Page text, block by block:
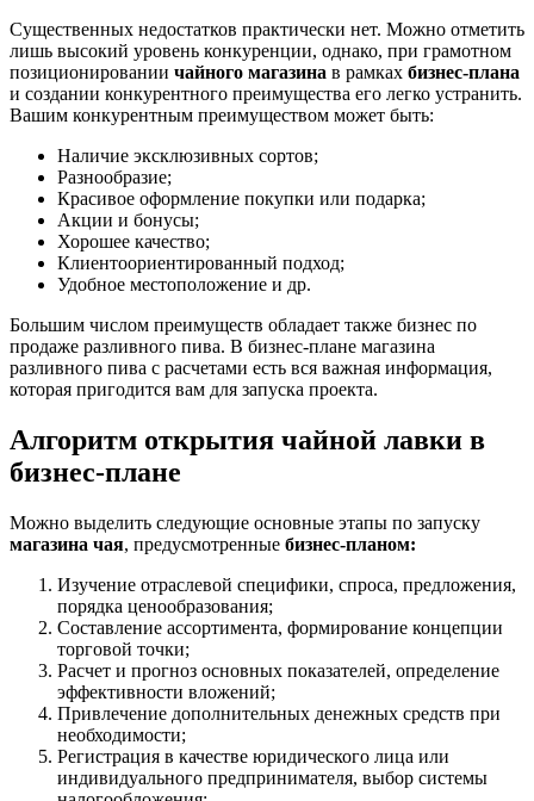
Существенных недостатков практически нет. Можно отметить
лишь высокий уровень конкуренции, однако, при грамотном
позиционировании чайного магазина в рамках бизнес-плана
и создании конкурентного преимущества его легко устранить.
Вашим конкурентным преимуществом может быть:
Наличие эксклюзивных сортов;
Разнообразие;
Красивое оформление покупки или подарка;
Акции и бонусы;
Хорошее качество;
Клиентоориентированный подход;
Удобное местоположение и др.
Большим числом преимуществ обладает также бизнес по
продаже разливного пива. В бизнес-плане магазина
разливного пива с расчетами есть вся важная информация,
которая пригодится вам для запуска проекта.
Алгоритм открытия чайной лавки в
бизнес-плане
Можно выделить следующие основные этапы по запуску
магазина чая, предусмотренные бизнес-планом:
Изучение отраслевой специфики, спроса, предложения,
порядка ценообразования;
Составление ассортимента, формирование концепции
торговой точки;
Расчет и прогноз основных показателей, определение
эффективности вложений;
Привлечение дополнительных денежных средств при
необходимости;
Регистрация в качестве юридического лица или
индивидуального предпринимателя, выбор системы